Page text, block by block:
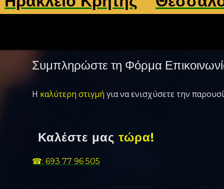
Συμπληρώστε τη Φόρμα
Η καλύτερη στιγμή για να ενισχύσετε την
Καλέστε μας τώρα!
☎: 693 77 96 505